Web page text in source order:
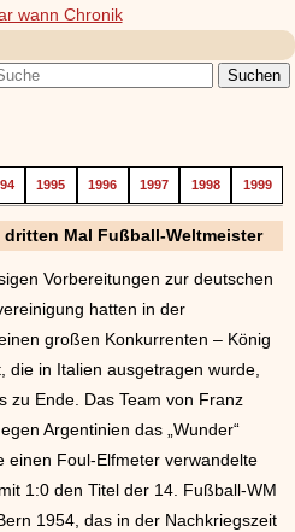
1995 1996 1997 1998 1999
Mal Fußball-Weltmeister
Vorbereitungen zur deutschen
hatten in der
großen Konkurrenten – König
die in Italien ausgetragen wurde,
zu Ende. Das Team von Franz
Argentinien das „Wunder“
einen Foul-Elfmeter verwandelte
1:0 den Titel der 14. Fußball-WM
1954, das in der Nachkriegszeit